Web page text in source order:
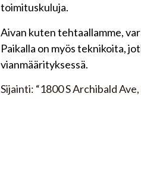
toimituskuluja.
Aivan kuten tehtaallamme,
Paikalla on myös teknikoita,
vianmäärityksessä.
Sijainti: “1800 S Archibald